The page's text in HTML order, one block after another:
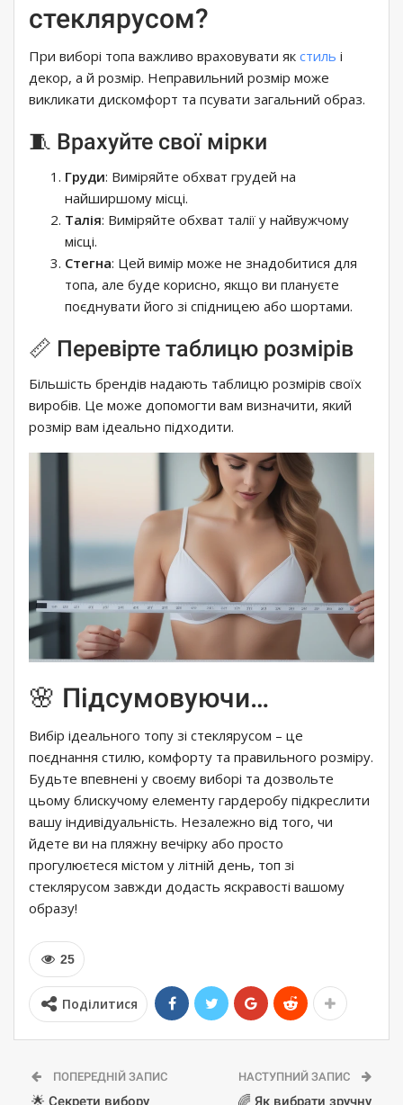
стеклярусом?
При виборі топа важливо враховувати як стиль і
декор, а й розмір. Неправильний розмір може
викликати дискомфорт та псувати загальний образ.
🧵 Врахуйте свої мірки
Груди: Виміряйте обхват грудей на
найширшому місці.
Талія: Виміряйте обхват талії у найвужчому
місці.
Стегна: Цей вимір може не знадобитися для
топа, але буде корисно, якщо ви плануєте
поєднувати його зі спідницею або шортами.
📏 Перевірте таблицю розмірів
Більшість брендів надають таблицю розмірів своїх
виробів. Це може допомогти вам визначити, який
розмір вам ідеально підходити.
🌸 Підсумовуючи…
Вибір ідеального топу зі стеклярусом – це
поєднання стилю, комфорту та правильного розміру.
Будьте впевнені у своєму виборі та дозвольте
цьому блискучому елементу гардеробу підкреслити
вашу індивідуальність. Незалежно від того, чи
йдете ви на пляжну вечірку або просто
прогулюєтеся містом у літній день, топ зі
стеклярусом завжди додасть яскравості вашому
образу!
25
Поділитися
ПОПЕРЕДНІЙ ЗАПИС
🌟 Секрети вибору
НАСТУПНИЙ ЗАПИС
🌈 Як вибрати зручну